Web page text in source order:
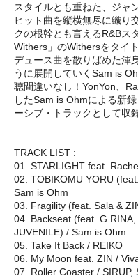
スタイルとも重ねた、ジャ
ヒット曲を縦横無尽に織り
クの根幹とも言えるR&Bス
Withers」のWithersをタイ
デュース曲を散りばめた渾
うに展開していくSam is
聴間違いなし！YonYon、
したSam is Ohmによる新
ーシブ・トラックとして収
TRACK LIST :
01. STARLIGHT feat.
02. TOBIKOMU YORU
Sam is Ohm
03. Fragility (feat. Sala &
04. Backseat (feat.
JUVENILE) / Sam is Ohm
05. Take It Back / REIKO
06. My Moon feat. ZIN /
07. Roller Coaster / SIRUP,